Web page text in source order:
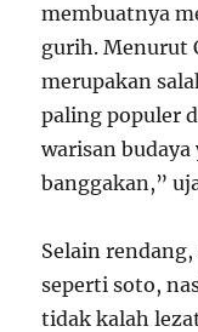
membuatnya
gurih. Menurut
merupakan
paling populer
warisan
banggakan,”
Selain
seperti soto,
tidak kalah